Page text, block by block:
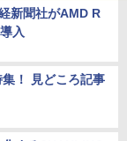
新聞社がAMD R
入
！ 見どころ記事